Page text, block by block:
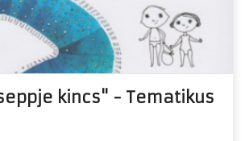
kincs" - Tematikus